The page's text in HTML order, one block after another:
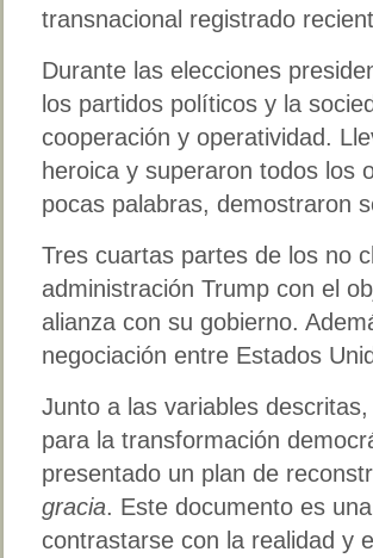
transnacional registrado
Durante las elecciones
los partidos políticos y la
cooperación y operatividad.
heroica y superaron todos los
pocas palabras, demostraron
Tres cuartas partes de los no
administración Trump con el
alianza con su gobierno.
negociación entre Estados
Junto a las variables
para la transformación
presentado un plan de
gracia. Este documento es
contrastarse con la realidad y